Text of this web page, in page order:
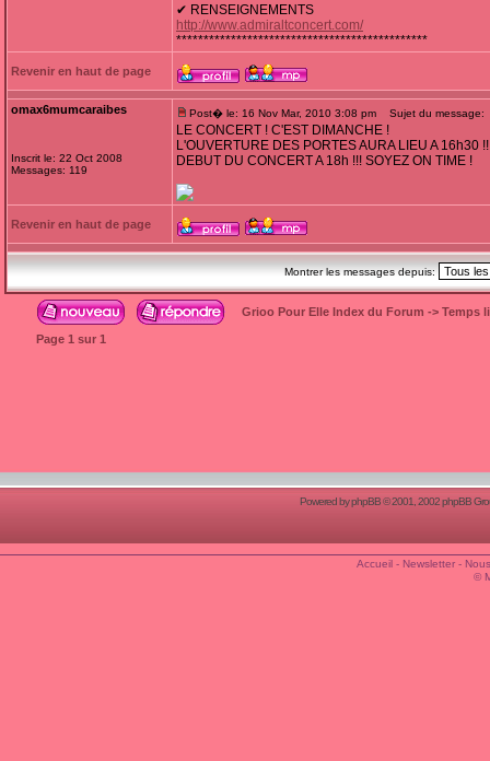
✔ RENSEIGNEMENTS
http://www.admiraltconcert.com/
**********************************************
Revenir en haut de page
omax6mumcaraibes
Inscrit le: 22 Oct 2008
Messages: 119
Post� le: 16 Nov Mar, 2010 3:08 pm Sujet du message:
LE CONCERT ! C'EST DIMANCHE !
L'OUVERTURE DES PORTES AURA LIEU A 16h30
DEBUT DU CONCERT A 18h !!! SOYEZ ON TIME !
Revenir en haut de page
Montrer les messages depuis:
Grioo Pour Elle Index du Forum -> Temps
Page 1 sur 1
Powered byphpBB© 2001, 2002 phpBB
Accueil- Newsletter-
©